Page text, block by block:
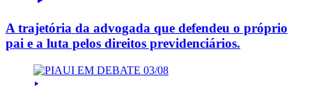
A trajetória da advogada que defendeu o próprio
pai e a luta pelos direitos previdenciários.